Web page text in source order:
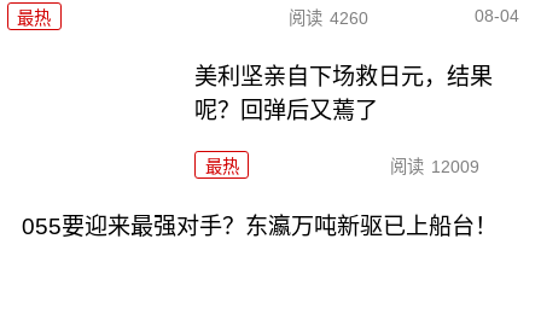
最热 阅读 4260 08-04
美利坚亲自下场救日元，结果
呢？回弹后又蔫了
最热 阅读 12009
055要迎来最强对手？东瀛万吨新驱已上船台！